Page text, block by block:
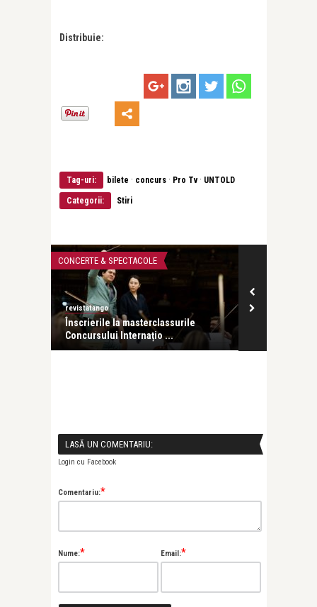
Distribuie:
Tag-uri: bilete · concurs · Pro Tv· UNTOLD
Categorii: Stiri
CONCERTE & SPECTACOLE
revistatango
Înscrierile la masterclassurile
Concursului Internațio ...
LASĂ UN COMENTARIU:
Login cu Facebook
Comentariu:*
Nume:* Email:*